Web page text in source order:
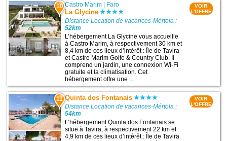
10 Castro Marim | Faro
La Glycine
Distance Location de vacances-Mértola :
52km
L’hébergement La Glycine vous accueille
à Castro Marim, à respectivement 30 km et
8,4 km de ces lieux d’intérêt : Île de Tavira
et Castro Marim Golfe & Country Club. Il
comprend un jardin, une connexion Wi-Fi
gratuite et la climatisation. Cet
hébergement offre une ...
VOIR
L'OFFRE
11 Quinta dos Fontanais
Distance Location de vacances-Mértola :
54km
L’hébergement Quinta dos Fontanais se
situe à Tavira, à respectivement 22 km et
4,9 km de ces lieux d’intérêt : Île de Tavira
VOIR
L'OFFRE